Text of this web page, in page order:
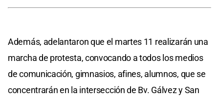
Además, adelantaron que el martes 11 realizarán una
marcha de protesta, convocando a todos los medios
de comunicación, gimnasios, afines, alumnos, que se
concentrarán en la intersección de Bv. Gálvez y San